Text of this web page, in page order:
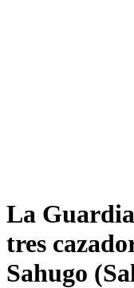
La
tres
Sahugo